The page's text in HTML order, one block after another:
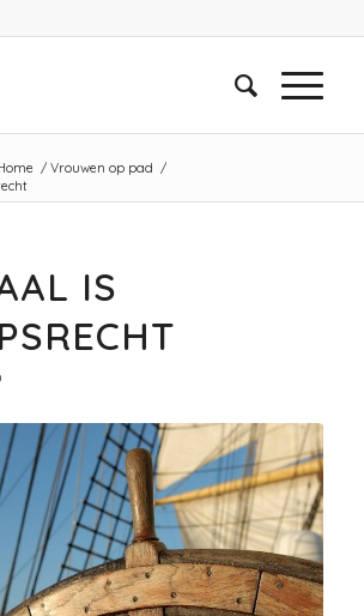
/ Vrouwen op pad /
IS